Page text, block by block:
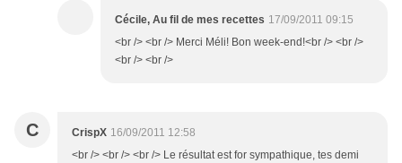
Cécile, Au fil de mes recettes 17/09/2011 09:15
<br /> <br /> Merci Méli! Bon week-end!<br /> <br />
<br /> <br />
C CrispX 16/09/2011 12:58
<br /> <br /> <br /> Le résultat est for sympathique, tes demi